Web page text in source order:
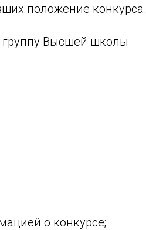
положение конкурса.
группу Высшей школы
о конкурсе;